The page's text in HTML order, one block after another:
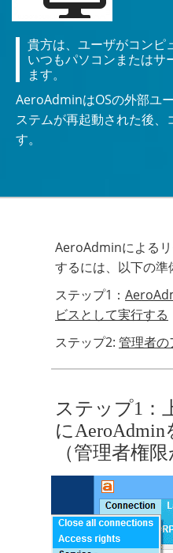
貴方は、ユーザがコンピ
いつもパソコンまたはサ
ます。
AeroAdminはOSの外部ユ
ステムが再起動された後、
す。
AeroAdminによる
するには、以下の準
ステップ1：
ビスとして実行する
ステップ2: 管理者の
ステップ1：
に
（管理者権